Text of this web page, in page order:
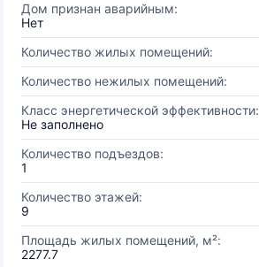
Дом признан аварийным:
Нет
Количество жилых помещений:
Количество нежилых помещений:
Класс энергетической эффективности:
Не заполнено
Количество подъездов:
1
Количество этажей:
9
Площадь жилых помещений, м²:
2277.7